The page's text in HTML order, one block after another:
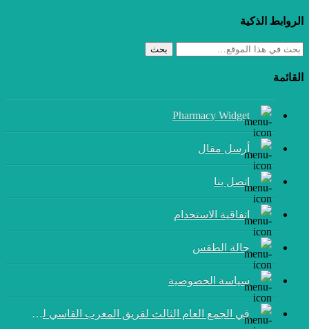
الروابط الذكية
بحث
القائمة
Pharmacy Widget
أرسل مقال
إتصل بنا
اتفاقية الاستخدام
حالة الطقس
سياسة الخصوصية
في الجمع العام الثالث لفريق المغرب الفاسي لكرة القدم: